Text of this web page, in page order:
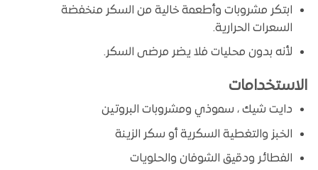
ابتكر مشروبات وأطعمة خالية من السكر منخفضة
السعرات الحرارية.
لأنه بدون محليات فلا يضر مرضى السكر.
الاستخدامات
دايت شيك ، سموذي ومشروبات البروتين
الخبز والتغطية السكرية أو سكر الزينة
الفطائر ودقيق الشوفان والحلويات